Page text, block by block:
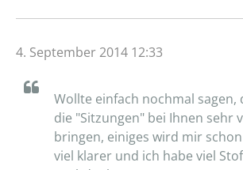
4. September 2014 12:33
Wollte einfach nochmal sagen,
die "Sitzungen" bei Ihnen sehr
bringen, einiges wird mir
viel klarer und ich habe viel